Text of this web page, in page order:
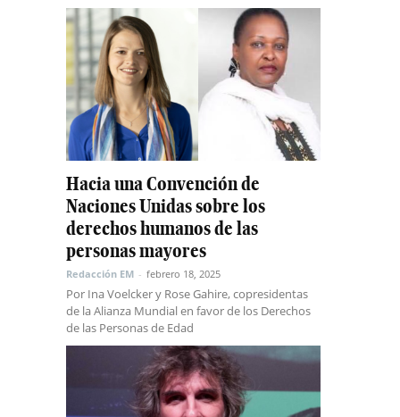
Hacia una Convención de
Naciones Unidas sobre los
derechos humanos de las
personas mayores
Redacción EM - febrero 18, 2025
Por Ina Voelcker y Rose Gahire, copresidentas
de la Alianza Mundial en favor de los Derechos
de las Personas de Edad